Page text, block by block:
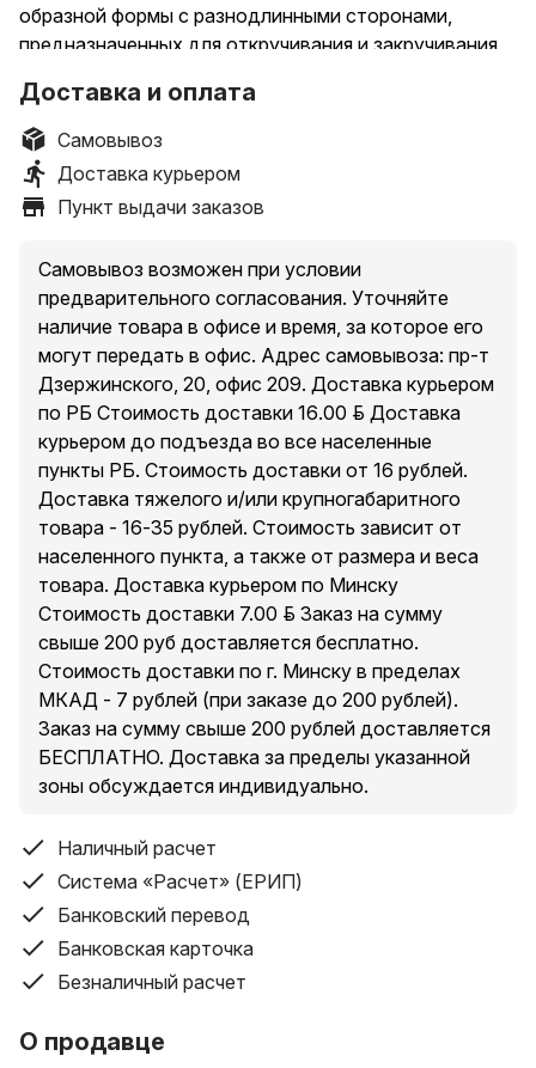
образной формы с разнодлинными сторонами,
предназначенных для откручивания и закручивания
2, 2.5, 3, 4, 5, 6, 8 и 10 мм. Шарообразный наконечник
на длинной стороне каждого ключа позволяет
вставлять инструмент в шестигранник под углом к
болту. Набор оснащен удобным пластиковым
держателем. Рекомендуется для
Характеристики
Упаковка (хранение)
держатель
Форма ключа
Г-образный
Количество предметов
9 шт.
Размер ключа (основной)
1.5 мм, 2 мм, 2.5 мм, 3 мм, 4 мм, 5 мм, 6 мм, 8 мм, 10 мм
Размер ключа (дополнительный)
1.5 мм, 2 мм, 2.5 мм, 3 мм, 4 мм, 5 мм, 6 мм, 8 мм, 10 мм
Вид поставки
набор
Состав набора
Ключ шестигранный (имбусовый)
есть
Размеры ключей
Ключи шестигранные (имбусовые)
Доставка и оплата
Самовывоз
Доставка курьером
Пункт выдачи заказов
Самовывоз возможен при условии
предварительного согласования. Уточняйте
наличие товара в офисе и время, за которое его
могут передать в офис. Адрес самовывоза: пр-т
Дзержинского, 20, офис 209. Доставка курьером
по РБ Стоимость доставки 16.00 руб. Доставка
курьером до подъезда во все населенные
пункты РБ. Стоимость доставки от 16 рублей.
Доставка тяжелого и/или крупногабаритного
товара - 16-35 рублей. Стоимость зависит от
населенного пункта, а также от размера и веса
товара. Доставка курьером по Минску
Стоимость доставки 7.00 руб. Заказ на сумму
свыше 200 руб доставляется бесплатно.
Стоимость доставки по г. Минску в пределах
МКАД - 7 рублей (при заказе до 200 рублей).
Заказ на сумму свыше 200 рублей доставляется
БЕСПЛАТНО. Доставка за пределы указанной
зоны обсуждается индивидуально.
Наличный расчет
Система «Расчет» (ЕРИП)
Банковский перевод
Банковская карточка
Безналичный расчет
О продавце